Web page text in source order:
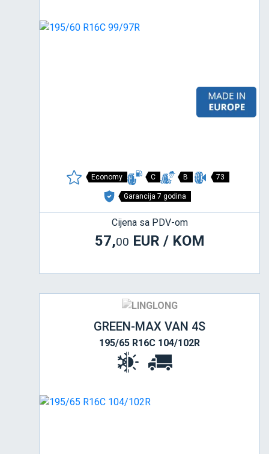
Economy C B 73
Garancija 7 godina
Cijena sa PDV-om
57,00 EUR / KOM
GREEN-MAX VAN 4S
195/65 R16C 104/102R